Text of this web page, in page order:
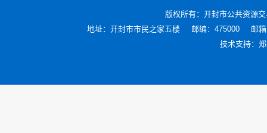
版权所有： 开封市公共资源
地址：开封市市民之家五楼
邮编：475000
邮
技术支持：